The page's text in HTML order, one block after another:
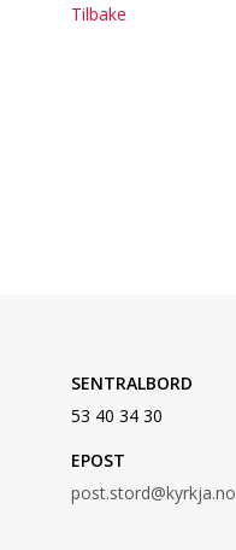
Tilbake
SENTRALBORD
53 40 34 30
EPOST
post.stord@kyrkja.no